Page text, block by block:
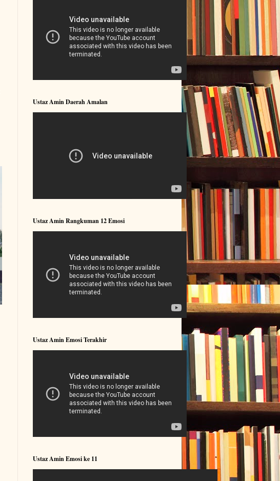
Ustaz Amin Daerah Amalan
Ustaz Amin Rangkuman 12 Emosi
Ustaz Amin Emosi Terakhir
Ustaz Amin Emosi ke 11